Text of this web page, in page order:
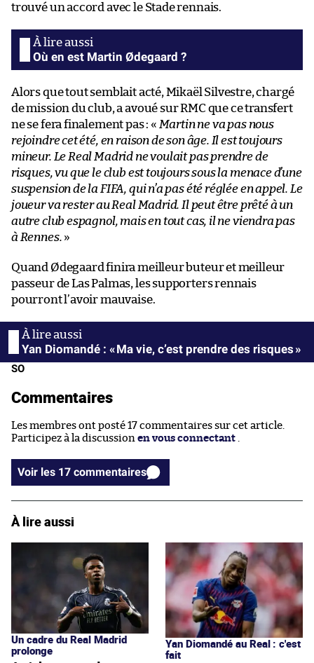
trouvé un accord avec le Stade rennais.
Où en est Martin Ødegaard ?
Alors que tout semblait acté, Mikaël Silvestre, chargé
de mission du club, a avoué sur RMC que ce transfert
ne se fera finalement pas : « Martin ne va pas nous
rejoindre cet été, en raison de son âge. Il est toujours
mineur. Le Real Madrid ne voulait pas prendre de
risques, vu que le club est toujours sous la menace d’une
suspension de la FIFA, qui n’a pas été réglée en appel. Le
joueur va rester au Real Madrid. Il peut être prêté à un
autre club espagnol, mais en tout cas, il ne viendra pas
à Rennes. »
Quand Ødegaard finira meilleur buteur et meilleur
passeur de Las Palmas, les supporters rennais
pourront l’avoir mauvaise.
Yan Diomandé : « Ma vie, c’est prendre des risques »
SO
Commentaires
Les membres ont posté 17 commentaires sur cet article.
Participez à la discussion en vous connectant
Voir les 17 commentaires
À lire aussi
Un cadre du Real Madrid
prolonge
Yan Diomandé au Real : c'est
fait